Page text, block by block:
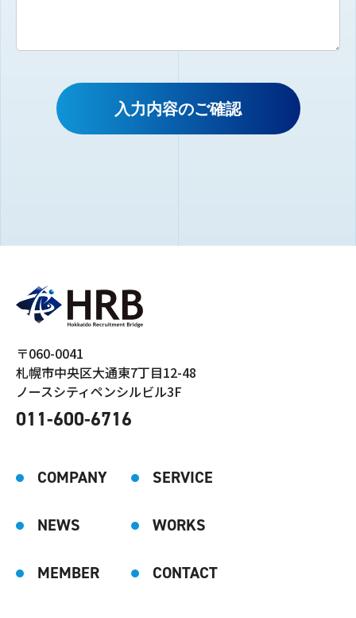
入力内容のご確認
〒060-0041
札幌市中央区大通東7丁目12-48
ノースシティペンシルビル3F
011-600-6716
COMPANY
NEWS
MEMBER
SERVICE
WORKS
CONTACT